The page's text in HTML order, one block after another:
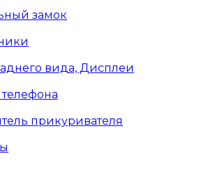
замок
вида, Дисплеи
прикуривателя